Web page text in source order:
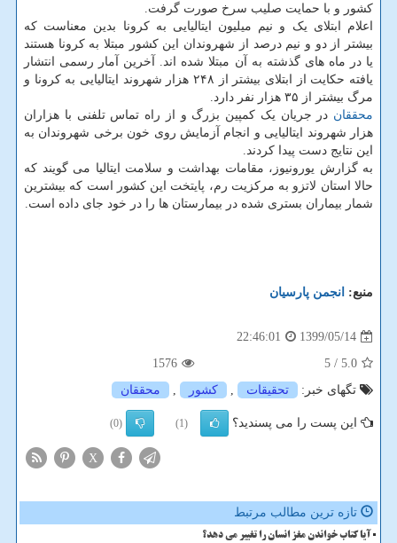
کشور و با حمایت صلیب سرخ صورت گرفت.
اعلام ابتلای یک و نیم میلیون ایتالیایی به کرونا بدین معناست که
بیشتر از دو و نیم درصد از شهروندان این کشور مبتلا به کرونا هستند
یا در ماه های گذشته به آن مبتلا شده اند. آخرین آمار رسمی انتشار
یافته حکایت از ابتلای بیشتر از ۲۴۸ هزار شهروند ایتالیایی به کرونا و
مرگ بیشتر از ۳۵ هزار نفر دارد.
محققان در جریان یک کمپین بزرگ و از راه تماس تلفنی با هزاران
هزار شهروند ایتالیایی و انجام آزمایش روی خون برخی شهروندان به
این نتایج دست پیدا کردند.
به گزارش یورونیوز، مقامات بهداشت و سلامت ایتالیا می گویند که
حالا استان لاتزو به مرکزیت رم، پایتخت این کشور است که بیشترین
شمار بیماران بستری شده در بیمارستان ها را در خود جای داده است.
منبع: انجمن پارسیان
1399/05/14
22:46:01
5.0
/ 5
1576
تگهای خبر:
تحقیقات , كشور , محققان
این پست را می پسندید؟ (1)
(0)
X
تازه ترین مطالب مرتبط
آیا کتاب خواندن مغز انسان را تغییر می دهد؟